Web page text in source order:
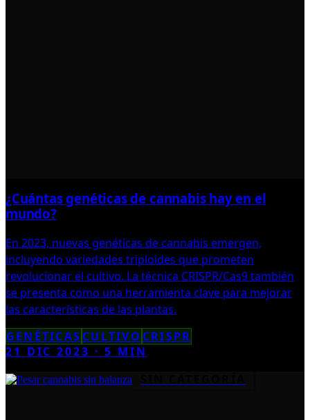
¿Cuántas genéticas de cannabis hay en el
mundo?
En 2023, nuevas genéticas de cannabis emergen,
incluyendo variedades triploides que prometen
revolucionar el cultivo. La técnica CRISPR/Cas9 también
se presenta como una herramienta clave para mejorar
las características de las plantas.
GENÉTICAS CULTIVO CRISPR
21 DIC 2023 ·5 MIN